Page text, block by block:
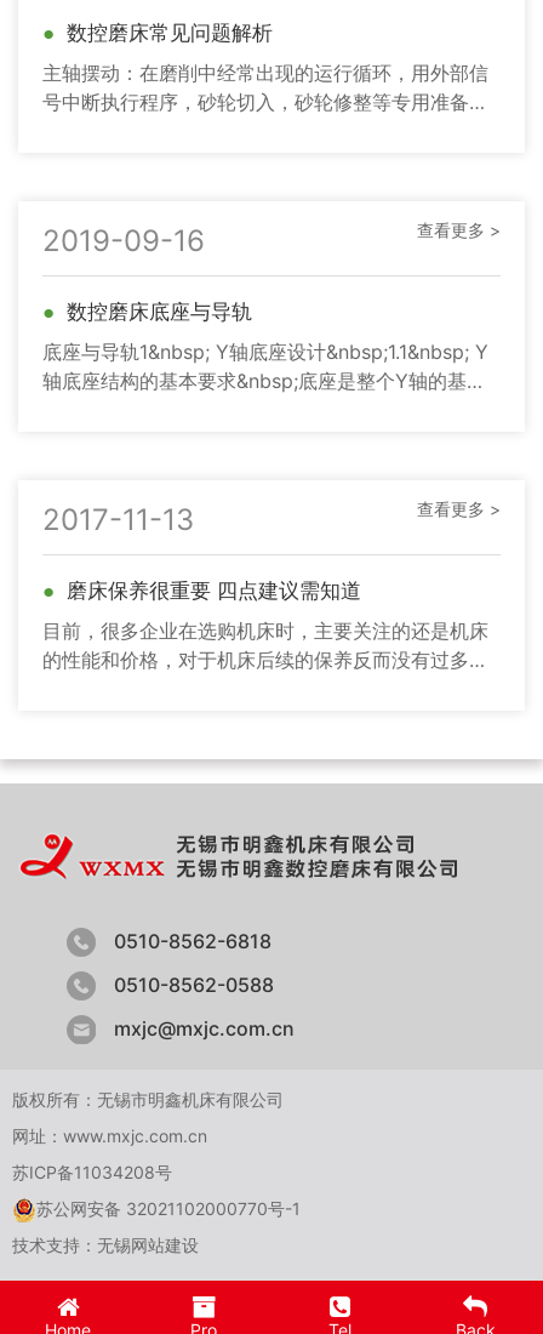
● 数控磨床常见问题解析
主轴摆动：在磨削中经常出现的运行循环，用外部信
号中断执行程序，砂轮切入，砂轮修整等专用准备功
2019-09-16 查看更多 >
● 数控磨床底座与导轨
底座与导轨1&nbsp; Y轴底座设计&nbsp;1.1&nbsp; Y
轴底座结构的基本要求&nbsp;底座是整个Y轴的基础
2017-11-13 查看更多 >
● 磨床保养很重要 四点建议需知道
目前，很多企业在选购机床时，主要关注的还是机床
的性能和价格，对于机床后续的保养反而没有过多的
0510-8562-6818
0510-8562-0588
mxjc@mxjc.com.cn
版权所有：无锡市明鑫机床有限公司
网址：www.mxjc.com.cn
苏ICP备11034208号
苏公网安备 32021102000770号-1
技术支持： 无锡网站建设
Home Pro Tel Back